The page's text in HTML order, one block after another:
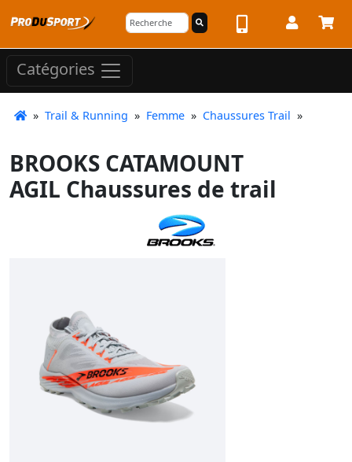
Catégories
» Trail & Running » Femme » Chaussures Trail »
BROOKS CATAMOUNT
AGIL Chaussures de trail